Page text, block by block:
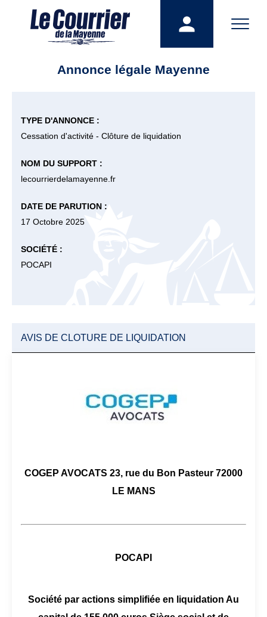
Annonce légale Mayenne
TYPE D'ANNONCE :
Cessation d'activité - Clôture de liquidation
NOM DU SUPPORT :
lecourrierdelamayenne.fr
DATE DE PARUTION :
17 Octobre 2025
SOCIÉTÉ :
POCAPI
AVIS DE CLOTURE DE LIQUIDATION
COGEP AVOCATS 23, rue du Bon Pasteur 72000
LE MANS
POCAPI
Société par actions simplifiée en liquidation Au